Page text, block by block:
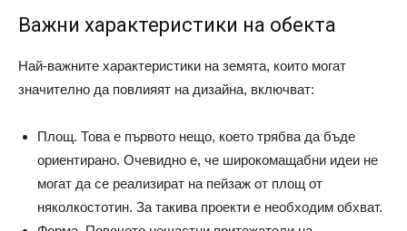
Важни характеристики на обекта
Най-важните характеристики на земята, които могат
значително да повлияят на дизайна, включват:
Площ. Това е първото нещо, което трябва да бъде
ориентирано. Очевидно е, че широкомащабни идеи не
могат да се реализират на пейзаж от площ от
няколкостотин. За такива проекти е необходим обхват.